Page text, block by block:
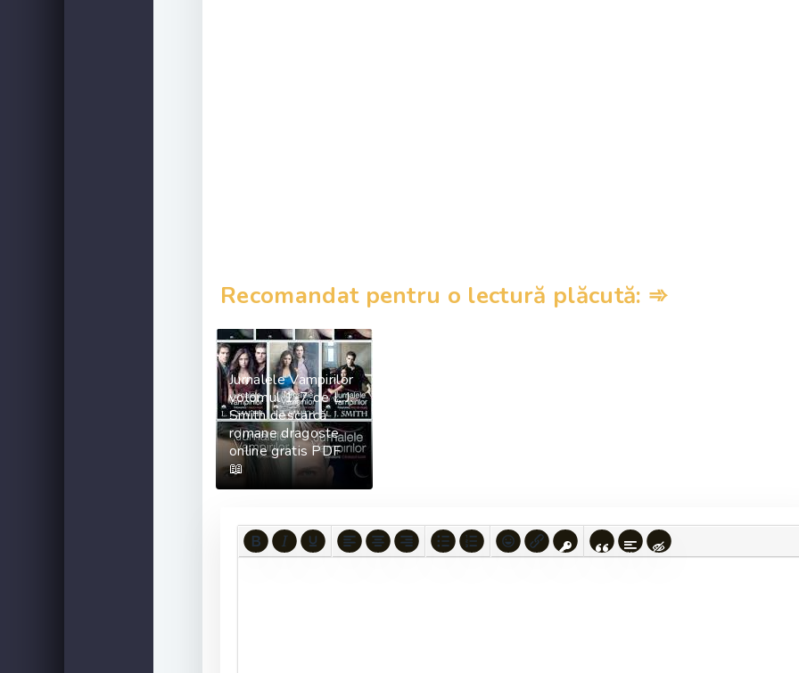
Recomandat pentru o lectură plăcută: ➾
Jurnalele Vampirilor
volomul 1-7 de L.J.
Smith descarcă
romane dragoste
online gratis PDF
📖